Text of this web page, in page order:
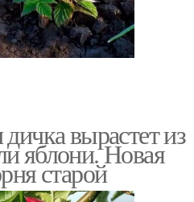
вырастет из
яблони. Новая
старой